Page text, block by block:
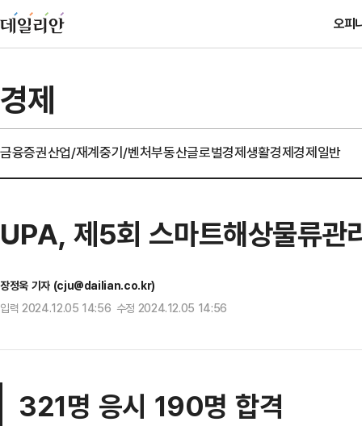
오피
경제
금융증권산업/재계중기/벤처부동산글로벌경제생활경제경제일반
UPA, 제5회 스마트해상물류관
장정욱 기자 (cju@dailian.co.kr)
입력 2024.12.05 14:56 수정 2024.12.05 14:56
321명 응시 190명 합격